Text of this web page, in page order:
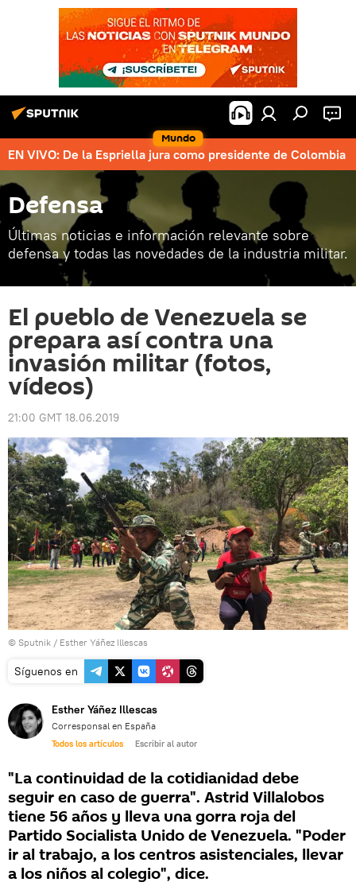
Mundo
EN VIVO: De la Espriella jura como presidente de Colombia
Defensa
Últimas noticias e información relevante sobre
defensa y todas las novedades de la industria militar.
El pueblo de Venezuela se
prepara así contra una
invasión militar (fotos,
vídeos)
21:00 GMT 18.06.2019
© Sputnik / Esther Yáñez Illescas
Síguenos en
Esther Yáñez Illescas
Corresponsal en España
Todos los artículos Escribir al autor
"La continuidad de la cotidianidad debe
seguir en caso de guerra". Astrid Villalobos
tiene 56 años y lleva una gorra roja del
Partido Socialista Unido de Venezuela. "Poder
ir al trabajo, a los centros asistenciales, llevar
a los niños al colegio", dice.